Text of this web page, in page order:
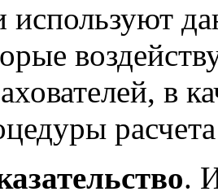
используют
в
.